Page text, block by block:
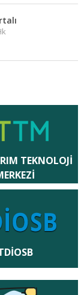
TEKNOLOJİ